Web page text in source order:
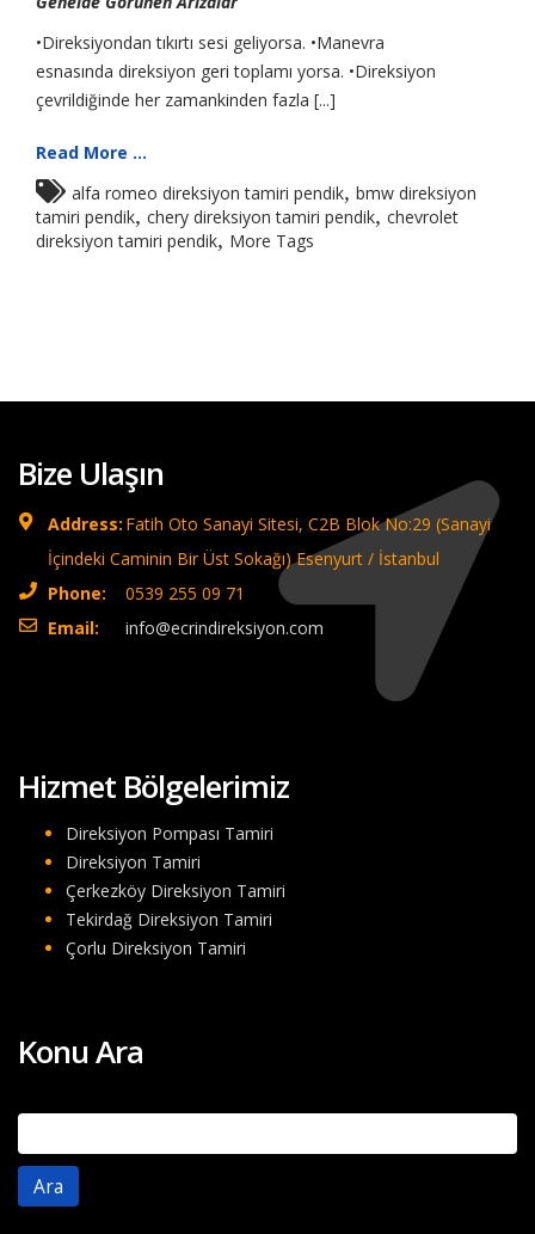
•Direksiyondan tıkırtı sesi geliyorsa. •Manevra
esnasında direksiyon geri toplamı yorsa. •Direksiyon
çevrildiğinde her zamankinden fazla [...]
Read More ...
alfa romeo direksiyon tamiri pendik bmw direksiyon
tamiri pendik chery direksiyon tamiri pendik chevrolet
direksiyon tamiri pendik More Tags
Bize Ulaşın
Address: Fatih Oto Sanayi Sitesi, C2B Blok No:29 (Sanayi
İçindeki Caminin Bir Üst Sokağı) Esenyurt / İstanbul
Phone:
0539 255 09 71
Email:
info@ecrindireksiyon.com
Hizmet Bölgelerimiz
Direksiyon Pompası Tamiri
Direksiyon Tamiri
Çerkezköy Direksiyon Tamiri
Tekirdağ Direksiyon Tamiri
Çorlu Direksiyon Tamiri
Konu Ara
Arama: